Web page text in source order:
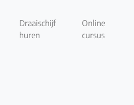
Draaischijf
huren
Online
cursus